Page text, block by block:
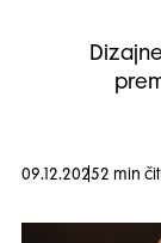
09.12.20252 min